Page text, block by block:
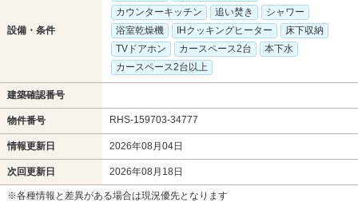
設備・条件
カウンターキッチン
追い焚き
シャワー
浴室乾燥機
IHクッキングヒーター
床下収納
TVドアホン
カースペース2台
本下水
カースペース2台以上
建築確認番号
物件番号 RHS-159703-34777
情報更新日 2026年08月04日
次回更新日 2026年08月18日
※各種情報と差異がある場合は現況優先となります